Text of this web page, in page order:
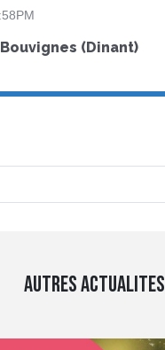
(Dinant)
AUTRES ACTUALITES